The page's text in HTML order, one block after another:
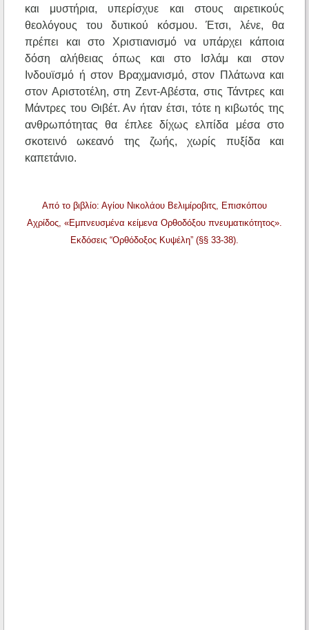
και μυστήρια, υπερίσχυε και στους αιρετικούς
θεολόγους του δυτικού κόσμου. Έτσι, λένε, θα
πρέπει και στο Χριστιανισμό να υπάρχει κάποια
δόση αλήθειας όπως και στο Ισλάμ και στον
Ινδουϊσμό ή στον Βραχμανισμό, στον Πλάτωνα και
στον Αριστοτέλη, στη Ζεντ-Αβέστα, στις Τάντρες και
Μάντρες του Θιβέτ. Αν ήταν έτσι, τότε η κιβωτός της
ανθρωπότητας θα έπλεε δίχως ελπίδα μέσα στο
σκοτεινό ωκεανό της ζωής, χωρίς πυξίδα και
καπετάνιο.
Από το βιβλίο: Αγίου Νικολάου Βελιμίροβιτς, Επισκόπου
Αχρίδος, «Εμπνευσμένα κείμενα Ορθοδόξου πνευματικότητος».
Εκδόσεις “Ορθόδοξος Κυψέλη” (§§ 33-38).